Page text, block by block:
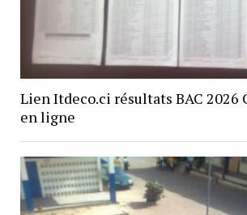
Lien Itdeco.ci résultats BAC 2026
en ligne